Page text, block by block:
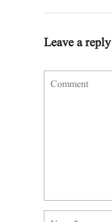
Leave a reply